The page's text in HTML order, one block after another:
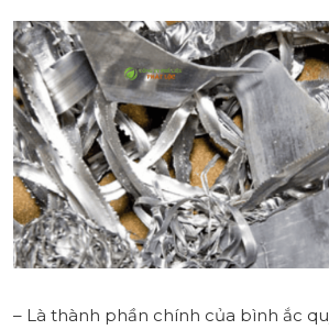
– Là thành phần chính của bình ắc